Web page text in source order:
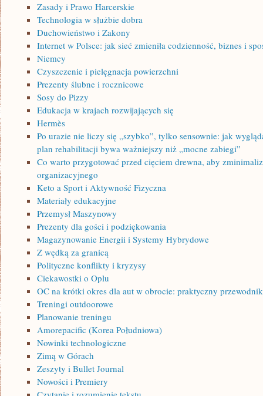
Zasady i Prawo Harcerskie
Technologia w służbie dobra
Duchowieństwo i Zakony
Internet w Polsce: jak sieć zmieniła codzienność, biznes i
Niemcy
Czyszczenie i pielęgnacja powierzchni
Prezenty ślubne i rocznicowe
Sosy do Pizzy
Edukacja w krajach rozwijających się
Hermès
Po urazie nie liczy się „szybko”, tylko sensownie: jak
plan rehabilitacji bywa ważniejszy niż „mocne zabiegi”
Co warto przygotować przed cięciem drewna, aby
organizacyjnego
Keto a Sport i Aktywność Fizyczna
Materiały edukacyjne
Przemysł Maszynowy
Prezenty dla gości i podziękowania
Magazynowanie Energii i Systemy Hybrydowe
Z wędką za granicą
Polityczne konflikty i kryzysy
Ciekawostki o Oplu
OC na krótki okres dla aut w obrocie: praktyczny
Treningi outdoorowe
Planowanie treningu
Amorepacific (Korea Południowa)
Nowinki technologiczne
Zimą w Górach
Zeszyty i Bullet Journal
Nowości i Premiery